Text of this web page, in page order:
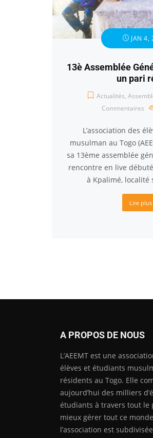
JAN 4,
13è Assemblée
un pari
Actualités,
Commentaires
L’association des
musulman au Togo
sa 13ème assemblée
rencontre en live
à Kpalimé, localité
Lire plus
A PROPOS DE NOUS
L’AEEMT est une
élèves et étudiants
résidents au Togo. Elle
aujourd’hui des milliers
étudiants à travers tout le
mieux gérer tout ce
l’association est